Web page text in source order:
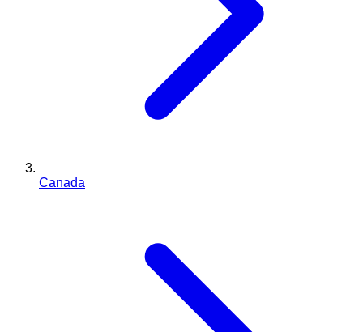
Canada